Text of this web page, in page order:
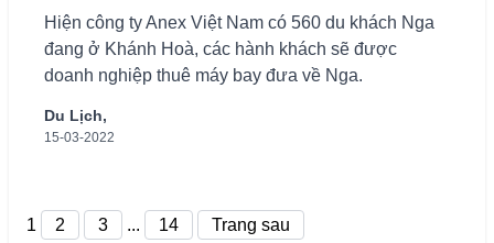
Hiện công ty Anex Việt Nam có 560 du khách Nga
đang ở Khánh Hoà, các hành khách sẽ được
doanh nghiệp thuê máy bay đưa về Nga.
Du Lịch,
15-03-2022
1 2 3 ... 14 Trang sau